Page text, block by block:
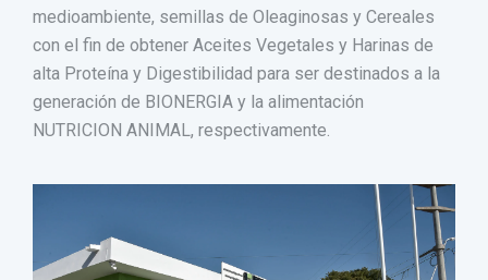
medioambiente, semillas de Oleaginosas y Cereales
con el fin de obtener Aceites Vegetales y Harinas de
alta Proteína y Digestibilidad para ser destinados a la
generación de BIONERGIA y la alimentación
NUTRICION ANIMAL, respectivamente.